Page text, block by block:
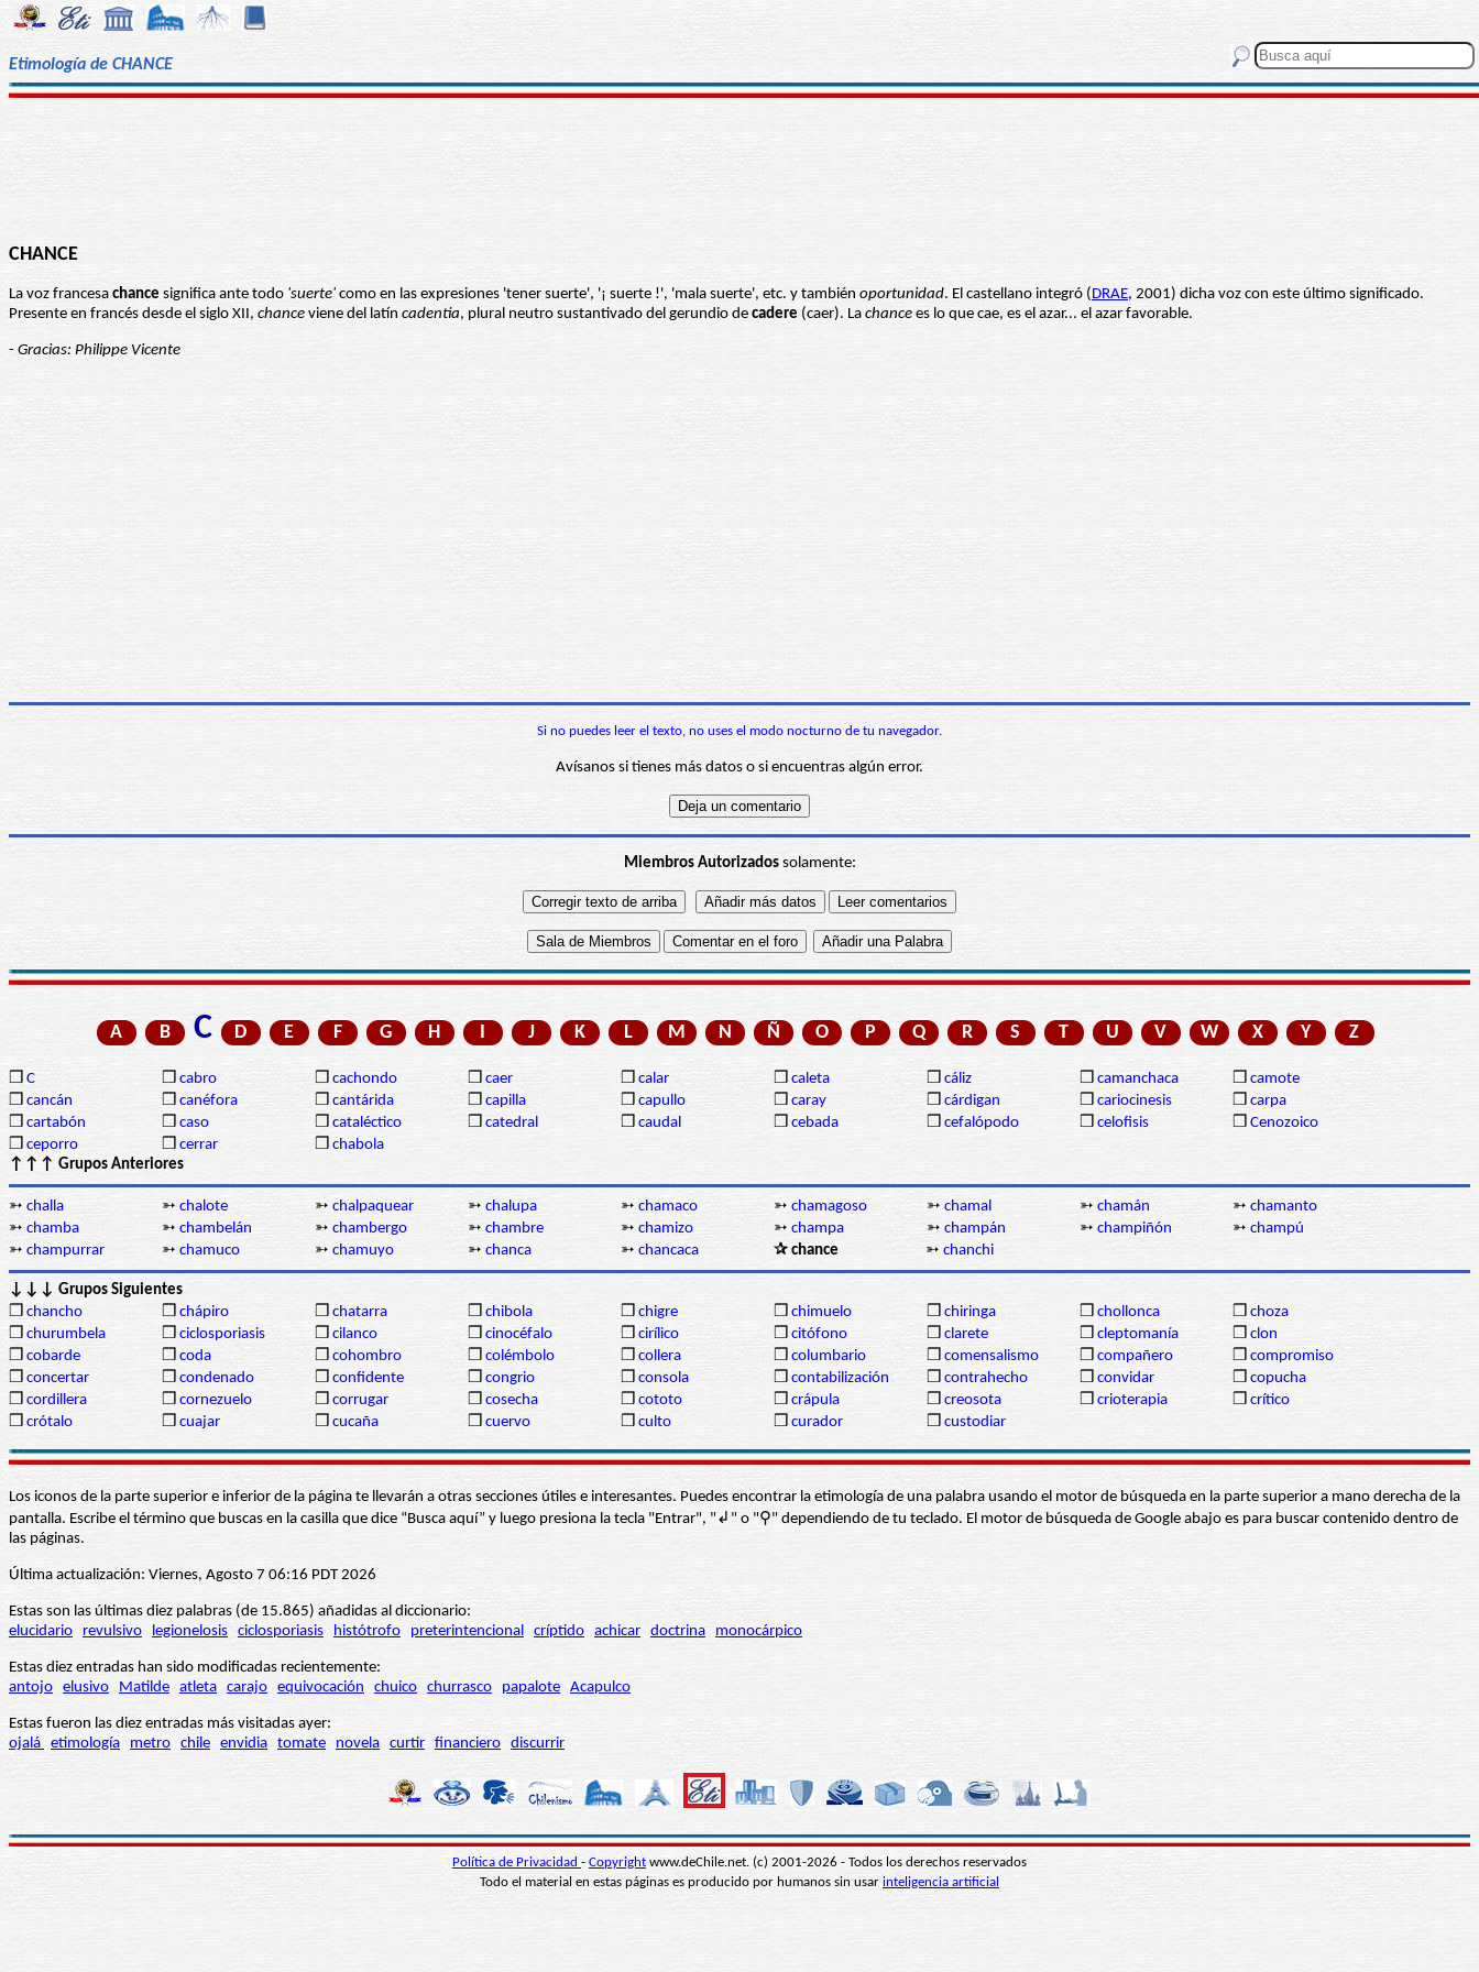
Etimología de CHANCE
CHANCE
La voz francesa chance significa ante todo 'suerte' como en las expresiones 'tener suerte', '¡ suerte !', 'mala suerte', etc. y también oportunidad. El castellano integró (DRAE, 2001) dicha voz con este último significado.
Presente en francés desde el siglo XII, chance viene del latín cadentia, plural neutro sustantivado del gerundio de cadere (caer). La chance es lo que cae, es el azar... el azar favorable.
- Gracias: Philippe Vicente
Si no puedes leer el texto, no uses el modo nocturno de tu navegador.
Avísanos si tienes más datos o si encuentras algún error.
Miembros Autorizadossolamente:
A B C D E F G H I J K L M N Ñ O P Q R S T U V W X Y Z
❒ C ❒ cabro ❒ cachondo ❒ caer ❒ calar ❒ caleta ❒ cáliz ❒ camanchaca ❒ camote
❒ cancán ❒ canéfora ❒ cantárida ❒ capilla ❒ capullo ❒ caray ❒ cárdigan ❒ cariocinesis ❒ carpa
❒ cartabón ❒ caso ❒ cataléctico ❒ catedral ❒ caudal ❒ cebada ❒ cefalópodo ❒ celofisis ❒ Cenozoico
❒ ceporro ❒ cerrar ❒ chabola
↑↑↑ Grupos Anteriores
➳ challa ➳ chalote ➳ chalpaquear ➳ chalupa ➳ chamaco ➳ chamagoso ➳ chamal ➳ chamán ➳ chamanto
➳ chamba ➳ chambelán ➳ chambergo ➳ chambre ➳ chamizo ➳ champa ➳ champán ➳ champiñón ➳ champú
➳ champurrar ➳ chamuco ➳ chamuyo ➳ chanca ➳ chancaca ✰ chance ➳ chanchi
↓↓↓ Grupos Siguientes
❒ chancho ❒ chápiro ❒ chatarra ❒ chibola ❒ chigre ❒ chimuelo ❒ chiringa ❒ chollonca ❒ choza
❒ churumbela ❒ ciclosporiasis ❒ cilanco ❒ cinocéfalo ❒ cirílico ❒ citófono ❒ clarete ❒ cleptomanía ❒ clon
❒ cobarde ❒ coda ❒ cohombro ❒ colémbolo ❒ collera ❒ columbario ❒ comensalismo ❒ compañero ❒ compromiso
❒ concertar ❒ condenado ❒ confidente ❒ congrio ❒ consola ❒ contabilización ❒ contrahecho ❒ convidar ❒ copucha
❒ cordillera ❒ cornezuelo ❒ corrugar ❒ cosecha ❒ cototo ❒ crápula ❒ creosota ❒ crioterapia ❒ crítico
❒ crótalo ❒ cuajar ❒ cucaña ❒ cuervo ❒ culto ❒ curador ❒ custodiar
Los iconos de la parte superior e inferior de la página te llevarán a otras secciones útiles e interesantes. Puedes encontrar la etimología de una palabra usando el motor de búsqueda en la parte superior a mano derecha de la
pantalla. Escribe el término que buscas en la casilla que dice “Busca aquí” y luego presiona la tecla "Entrar", "↲" o "⚲" dependiendo de tu teclado. El motor de búsqueda de Google abajo es para buscar contenido dentro de
las páginas.
Última actualización: Viernes, Agosto 7 06:16 PDT 2026
Estas son las últimas diez palabras (de 15.865) añadidas al diccionario:
elucidario
revulsivo legionelosis ciclosporiasis histótrofo preterintencional críptido achicar doctrina monocárpico
Estas diez entradas han sido modificadas recientemente:
antojo elusivo Matilde atleta carajo equivocación chuico churrasco papalote Acapulco
Estas fueron las diez entradas más visitadas ayer:
ojalá etimología metro chile envidia tomate novela curtir financiero discurrir
Política de Privacidad - Copyright www.deChile.net. (c) 2001-2026 - Todos los derechos reservados
Todo el material en estas páginas es producido por humanos sin usar inteligencia artificial